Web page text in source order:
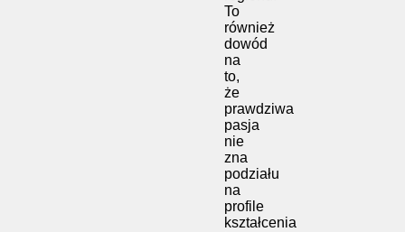
To
również
dowód
na
to,
że
prawdziwa
pasja
nie
zna
podziału
na
profile
kształcenia